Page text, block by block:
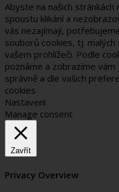
Abyste na našich
spoustu klikání a
vás nezajímají,
souborů cookies, tj.
vašem prohlížeči. Podle
poznáme a zobrazíme
správně a dle vašich
cookies
Nastavení
Manage consent
Zavřít
Privacy Overview